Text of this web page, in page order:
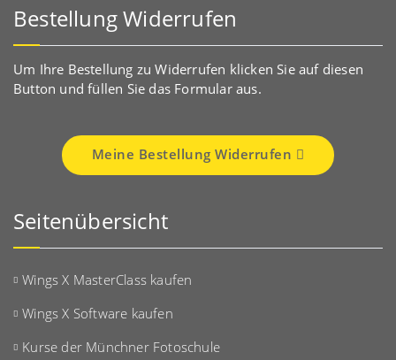
Bestellung Widerrufen
Um Ihre Bestellung zu Widerrufen klicken Sie auf diesen
Button und füllen Sie das Formular aus.
Meine Bestellung Widerrufen
Seitenübersicht
Wings X MasterClass kaufen
Wings X Software kaufen
Kurse der Münchner Fotoschule